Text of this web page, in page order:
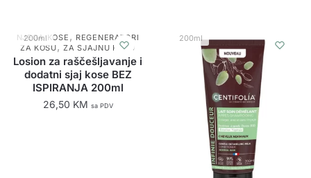
200ml
NJEGA KOSE , REGENERATORI
ZA KOSU,ZA SJAJNU KOSU
Losion za raščešljavanje i
dodatni sjaj kose BEZ
ISPIRANJA 200ml
26,50 KM sa PDV
200ml